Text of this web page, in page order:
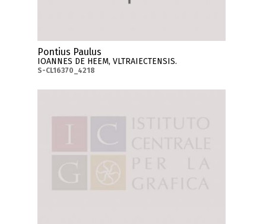
Pontius Paulus
IOANNES DE HEEM, VLTRAIECTENSIS.
S-CL16370_4218